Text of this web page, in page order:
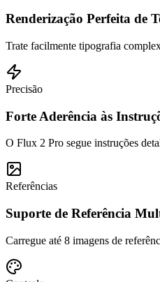
Renderização Perfeita de
Trate facilmente tipografia
Precisão
Forte Aderência às
O Flux 2 Pro segue instruções
Referências
Suporte de Referência
Carregue até 8 imagens de